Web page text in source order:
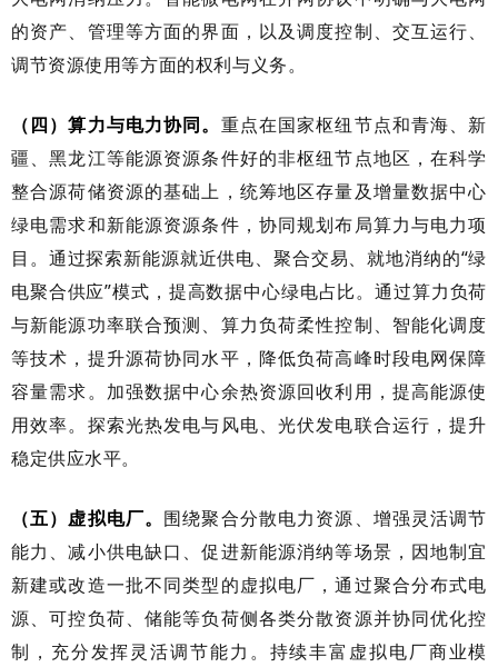
的资产、管理等方面的界面，以及调度控制、交互运行、
调节资源使用等方面的权利与义务。
（四）算力与电力协同。 重点在国家枢纽节点和青海、新
疆、黑龙江等能源资源条件好的非枢纽节点地区，在科学
整合源荷储资源的基础上，统筹地区存量及增量数据中心
绿电需求和新能源资源条件，协同规划布局算力与电力项
目。通过探索新能源就近供电、聚合交易、就地消纳的“绿
电聚合供应”模式，提高数据中心绿电占比。通过算力负荷
与新能源功率联合预测、算力负荷柔性控制、智能化调度
等技术，提升源荷协同水平，降低负荷高峰时段电网保障
容量需求。加强数据中心余热资源回收利用，提高能源使
用效率。探索光热发电与风电、光伏发电联合运行，提升
稳定供应水平。
（五）虚拟电厂。 围绕聚合分散电力资源、增强灵活调节
能力、减小供电缺口、促进新能源消纳等场景，因地制宜
新建或改造一批不同类型的虚拟电厂，通过聚合分布式电
源、可控负荷、储能等负荷侧各类分散资源并协同优化控
制，充分发挥灵活调节能力。持续丰富虚拟电厂商业模